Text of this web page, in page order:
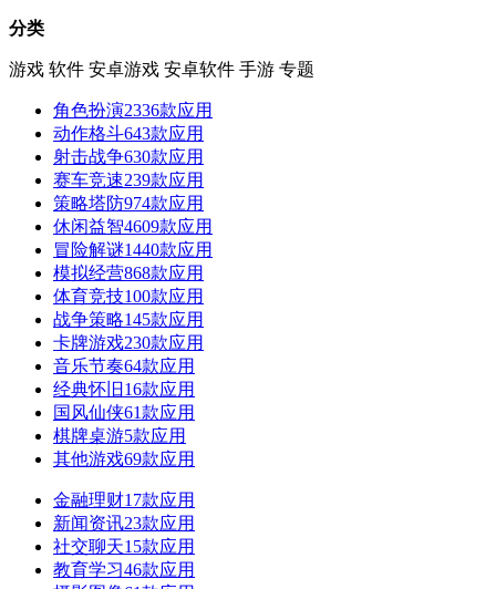
分类
游戏 软件 安卓游戏 安卓软件 手游 专题
角色扮演2336款应用
动作格斗643款应用
射击战争630款应用
赛车竞速239款应用
策略塔防974款应用
休闲益智4609款应用
冒险解谜1440款应用
模拟经营868款应用
体育竞技100款应用
战争策略145款应用
卡牌游戏230款应用
音乐节奏64款应用
经典怀旧 16款应用
国风仙侠61款应用
棋牌桌游5款应用
其他游戏69款应用
金融理财17款应用
新闻资讯23款应用
社交聊天15款应用
教育学习46款应用